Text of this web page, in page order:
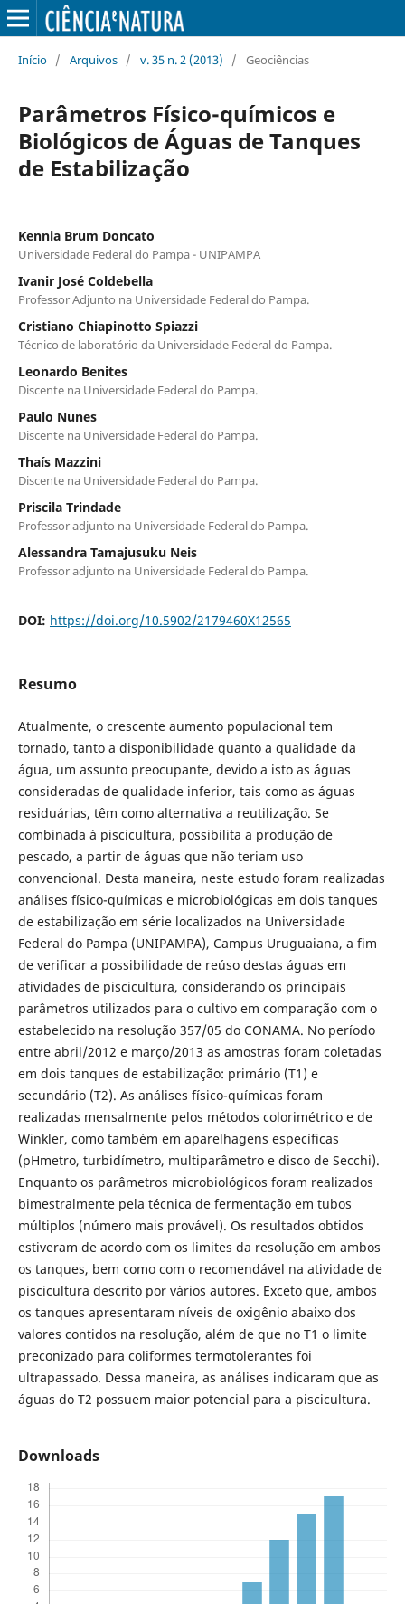
Início / Arquivos / v. 35 n. 2 (2013) / Geociências
Parâmetros Físico-químicos e
Biológicos de Águas de Tanques
de Estabilização
Kennia Brum Doncato
Universidade Federal do Pampa - UNIPAMPA
Ivanir José Coldebella
Professor Adjunto na Universidade Federal do Pampa.
Cristiano Chiapinotto Spiazzi
Técnico de laboratório da Universidade Federal do Pampa.
Leonardo Benites
Discente na Universidade Federal do Pampa.
Paulo Nunes
Discente na Universidade Federal do Pampa.
Thaís Mazzini
Discente na Universidade Federal do Pampa.
Priscila Trindade
Professor adjunto na Universidade Federal do Pampa.
Alessandra Tamajusuku Neis
Professor adjunto na Universidade Federal do Pampa.
DOI: https://doi.org/10.5902/2179460X12565
Resumo
Atualmente, o crescente aumento populacional tem
tornado, tanto a disponibilidade quanto a qualidade da
água, um assunto preocupante, devido a isto as águas
consideradas de qualidade inferior, tais como as águas
residuárias, têm como alternativa a reutilização. Se
combinada à piscicultura, possibilita a produção de
pescado, a partir de águas que não teriam uso
convencional. Desta maneira, neste estudo foram realizadas
análises físico-químicas e microbiológicas em dois tanques
de estabilização em série localizados na Universidade
Federal do Pampa (UNIPAMPA), Campus Uruguaiana, a fim
de verificar a possibilidade de reúso destas águas em
atividades de piscicultura, considerando os principais
parâmetros utilizados para o cultivo em comparação com o
estabelecido na resolução 357/05 do CONAMA. No período
entre abril/2012 e março/2013 as amostras foram coletadas
em dois tanques de estabilização: primário (T1) e
secundário (T2). As análises físico-químicas foram
realizadas mensalmente pelos métodos colorimétrico e de
Winkler, como também em aparelhagens específicas
(pHmetro, turbidímetro, multiparâmetro e disco de Secchi).
Enquanto os parâmetros microbiológicos foram realizados
bimestralmente pela técnica de fermentação em tubos
múltiplos (número mais provável). Os resultados obtidos
estiveram de acordo com os limites da resolução em ambos
os tanques, bem como com o recomendável na atividade de
piscicultura descrito por vários autores. Exceto que, ambos
os tanques apresentaram níveis de oxigênio abaixo dos
valores contidos na resolução, além de que no T1 o limite
preconizado para coliformes termotolerantes foi
ultrapassado. Dessa maneira, as análises indicaram que as
águas do T2 possuem maior potencial para a piscicultura.
Downloads